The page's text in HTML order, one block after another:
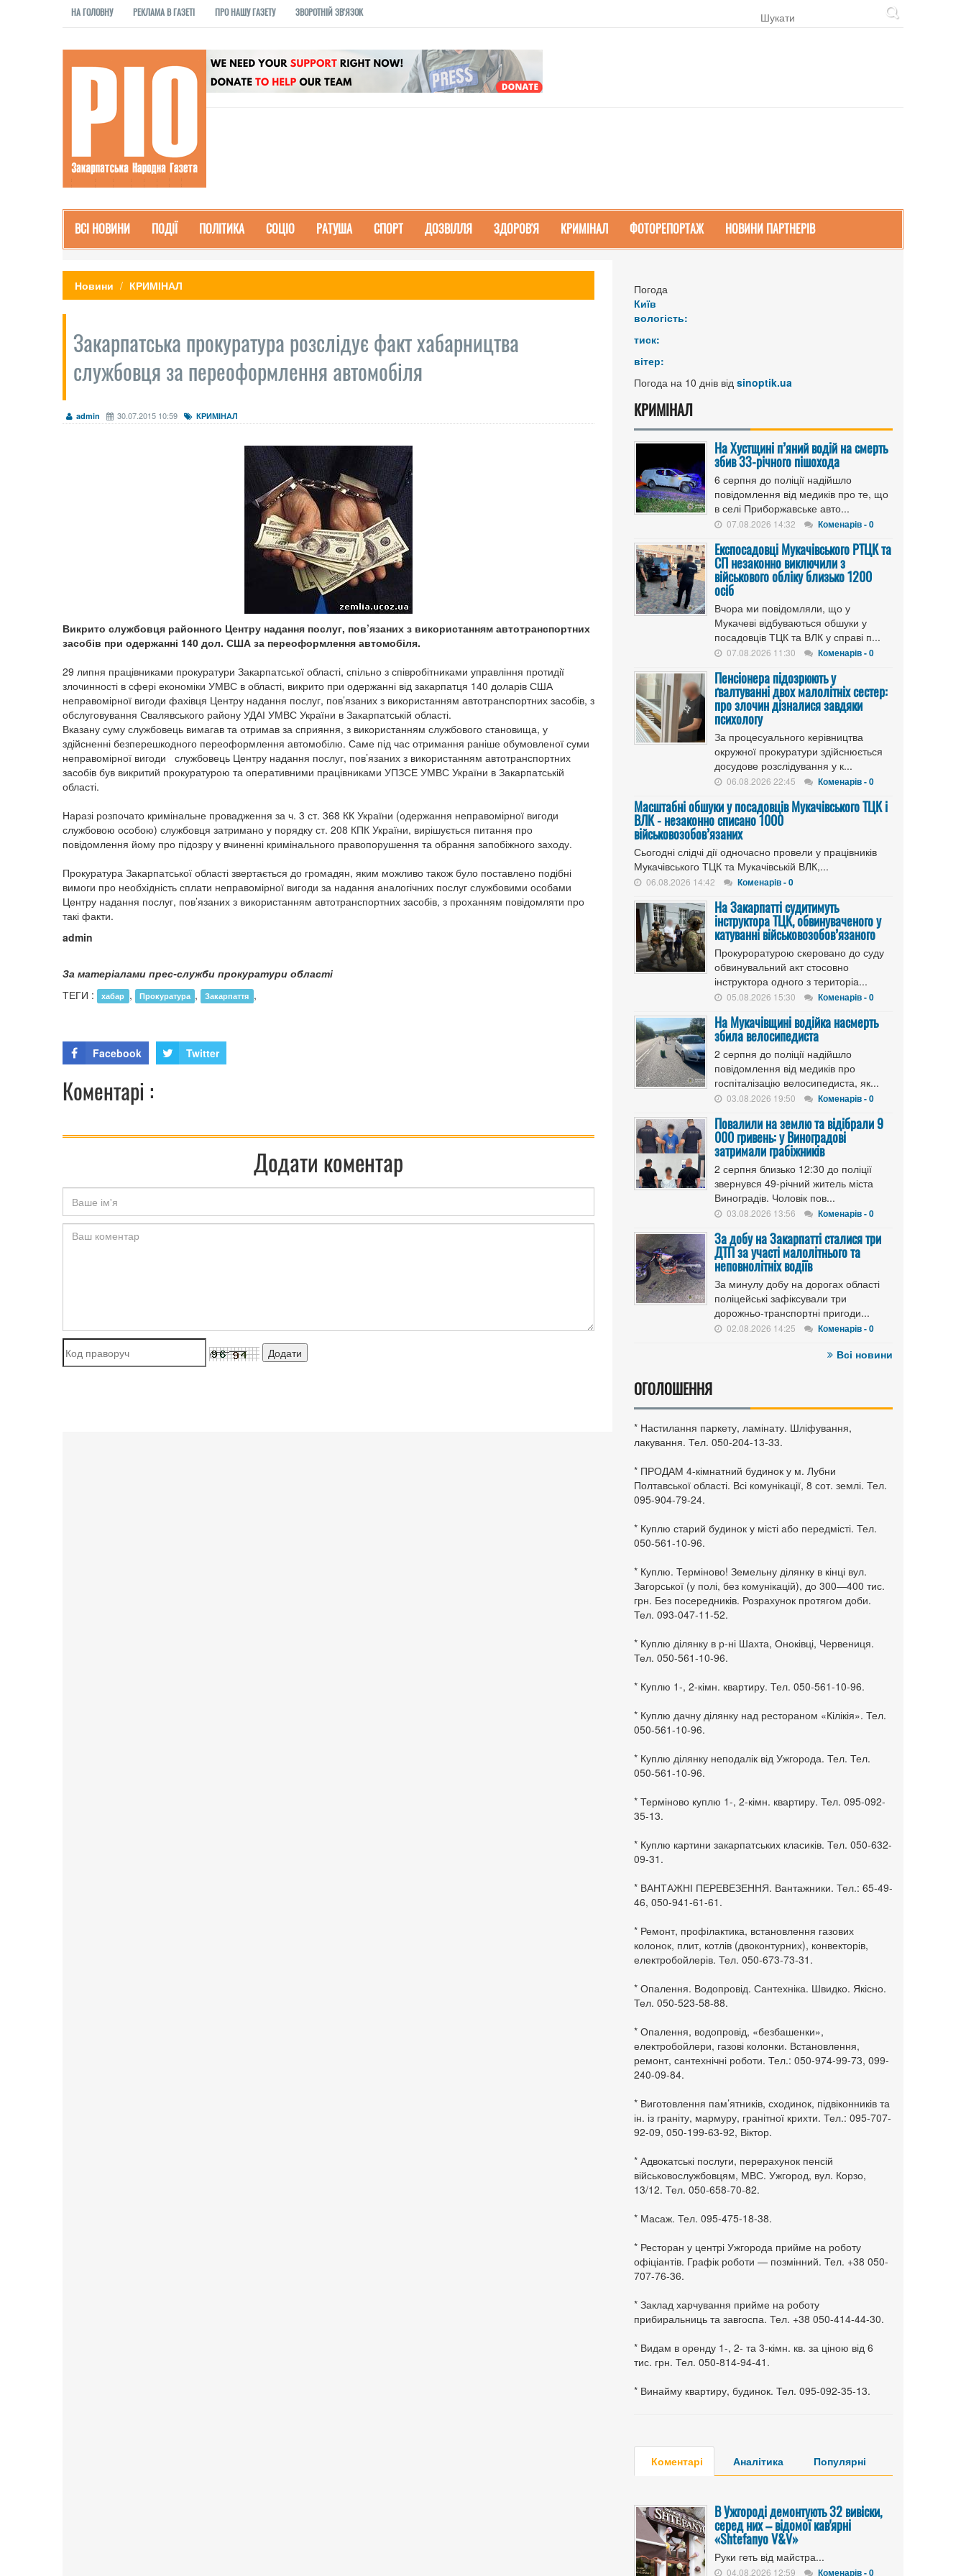
НА ГОЛОВНУ РЕКЛАМА В ГАЗЕТІ ПРО НАШУ ГАЗЕТУ ЗВОРОТНІЙ ЗВ'ЯЗОК
ВСІ НОВИНИ ПОДІЇ ПОЛІТИКА СОЦІО РАТУША СПОРТ ДОЗВІЛЛЯ ЗДОРОВ'Я КРИМІНАЛ ФОТОРЕПОРТАЖ НОВИНИ ПАРТНЕРІВ
Новини КРИМІНАЛ
Закарпатська прокуратура розслідує факт хабарництва
службовця за переоформлення автомобіля
admin 30.07.2015 10:59 КРИМІНАЛ
Викрито службовця районного Центру надання послуг, пов’язаних з використанням автотранспортних
засобів при одержанні 140 дол. США за переоформлення автомобіля.
29 липня працівниками прокуратури Закарпатської області, спільно з співробітниками управління протидії
злочинності в сфері економіки УМВС в області, викрито при одержанні від закарпатця 140 доларів США
неправомірної вигоди фахівця Центру надання послуг, пов’язаних з використанням автотранспортних засобів, з
обслуговування Свалявського району УДАІ УМВС України в Закарпатській області.
Вказану суму службовець вимагав та отримав за сприяння, з використанням службового становища, у
здійсненні безперешкодного переоформлення автомобілю. Саме під час отримання раніше обумовленої суми
неправомірної вигоди службовець Центру надання послуг, пов’язаних з використанням автотранспортних
засобів був викритий прокуратурою та оперативними працівниками УПЗСЕ УМВС України в Закарпатській
області.
Наразі розпочато кримінальне провадження за ч. 3 ст. 368 КК України (одержання неправомірної вигоди
службовою особою) службовця затримано у порядку ст. 208 КПК України, вирішується питання про
повідомлення йому про підозру у вчиненні кримінального правопорушення та обрання запобіжного заходу.
Прокуратура Закарпатської області звертається до громадян, яким можливо також було поставлено подібні
вимоги про необхідність сплати неправомірної вигоди за надання аналогічних послуг службовими особами
Центру надання послуг, пов’язаних з використанням автотранспортних засобів, з проханням повідомляти про
такі факти.
admin
За матеріалами прес-служби прокуратури області
ТЕГИ :
хабар , Прокуратура , Закарпаття ,
Facebook Twitter
Коментарі :
Додати коментар
Погода
Київ
вологість:
тиск:
вітер:
Погода на 10 днів від sinoptik.ua
КРИМІНАЛ
На Хустщині п’яний водій на смерть
збив 33-річного пішохода
6 серпня до поліції надійшло
повідомлення від медиків про те, що
в селі Приборжавське авто...
07.08.2026 14:32 Коменарів - 0
Експосадовці Мукачівського РТЦК та
СП незаконно виключили з
військового обліку близько 1200
осіб
Вчора ми повідомляли, що у
Мукачеві відбуваються обшуки у
посадовців ТЦК та ВЛК у справі п...
07.08.2026 11:30 Коменарів - 0
Пенсіонера підозрюють у
ґвалтуванні двох малолітніх сестер:
про злочин дізналися завдяки
психологу
За процесуального керівництва
окружної прокуратури здійснюється
досудове розслідування у к...
06.08.2026 22:45 Коменарів - 0
Масштабні обшуки у посадовців Мукачівського ТЦК і
ВЛК - незаконно списано 1000
військовозобов’язаних
Сьогодні слідчі дії одночасно провели у працівників
Мукачівського ТЦК та Мукачівській ВЛК,...
06.08.2026 14:42 Коменарів - 0
На Закарпатті судитимуть
інструктора ТЦК, обвинуваченого у
катуванні військовозобов’язаного
Прокуроратурою скеровано до суду
обвинувальний акт стосовно
інструктора одного з територіа...
05.08.2026 15:30 Коменарів - 0
На Мукачівщині водійка насмерть
збила велосипедиста
2 серпня до поліції надійшло
повідомлення від медиків про
госпіталізацію велосипедиста, як...
03.08.2026 19:50 Коменарів - 0
Повалили на землю та відібрали 9
000 гривень: у Виноградові
затримали грабіжників
2 серпня близько 12:30 до поліції
звернувся 49-річний житель міста
Виноградів. Чоловік пов...
03.08.2026 13:56 Коменарів - 0
За добу на Закарпатті сталися три
ДТП за участі малолітнього та
неповнолітніх водіїв
За минулу добу на дорогах області
поліцейські зафіксували три
дорожньо-транспортні пригоди...
02.08.2026 14:25 Коменарів - 0
Всі новини
ОГОЛОШЕННЯ
* Настилання паркету, ламінату. Шліфування,
лакування. Тел. 050-204-13-33.
* ПРОДАМ 4-кімнатний будинок у м. Лубни
Полтавської області. Всі комунікації, 8 сот. землі. Тел.
095-904-79-24.
* Куплю старий будинок у місті або передмісті. Тел.
050-561-10-96.
* Куплю. Терміново! Земельну ділянку в кінці вул.
Загорської (у полі, без комунікацій), до 300—400 тис.
грн. Без посередників. Розрахунок протягом доби.
Тел. 093-047-11-52.
* Куплю ділянку в р-ні Шахта, Оноківці, Червениця.
Тел. 050-561-10-96.
* Куплю 1-, 2-кімн. квартиру. Тел. 050-561-10-96.
* Куплю дачну ділянку над рестораном «Кілікія». Тел.
050-561-10-96.
* Куплю ділянку неподалік від Ужгорода. Тел. Тел.
050-561-10-96.
* Терміново куплю 1-, 2-кімн. квартиру. Тел. 095-092-
35-13.
* Куплю картини закарпатських класиків. Тел. 050-632-
09-31.
* ВАНТАЖНІ ПЕРЕВЕЗЕННЯ. Вантажники. Тел.: 65-49-
46, 050-941-61-61.
* Ремонт, профілактика, встановлення газових
колонок, плит, котлів (двоконтурних), конвекторів,
електробойлерів. Тел. 050-673-73-31.
* Опалення. Водопровід. Сантехніка. Швидко. Якісно.
Тел. 050-523-58-88.
* Опалення, водопровід, «безбашенки»,
електробойлери, газові колонки. Встановлення,
ремонт, сантехнічні роботи. Тел.: 050-974-99-73, 099-
240-09-84.
* Виготовлення пам’ятників, сходинок, підвіконників та
ін. із граніту, мармуру, гранітної крихти. Тел.: 095-707-
92-09, 050-199-63-92, Віктор.
* Адвокатські послуги, перерахунок пенсій
військовослужбовцям, МВС. Ужгород, вул. Корзо,
13/12. Тел. 050-658-70-82.
* Масаж. Тел. 095-475-18-38.
* Ресторан у центрі Ужгорода прийме на роботу
офіціантів. Графік роботи — позмінний. Тел. +38 050-
707-76-36.
* Заклад харчування прийме на роботу
прибиральниць та завгоспа. Тел. +38 050-414-44-30.
* Видам в оренду 1-, 2- та 3-кімн. кв. за ціною від 6
тис. грн. Тел. 050-814-94-41.
* Винайму квартиру, будинок. Тел. 095-092-35-13.
Коментарі Аналітика Популярні
В Ужгороді демонтують 32 вивіски,
серед них – відомої кав'ярні
«Shtefanyo V&V»
Руки геть від майстра...
04.08.2026 12:59 Коменарів - 0